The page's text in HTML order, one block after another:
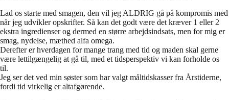
Lad os starte med smagen, den vil jeg ALDRIG gå på kompromis med
når jeg udvikler opskrifter. Så kan det godt være det kræver 1 eller 2
ekstra ingredienser og dermed en større arbejdsindsats, men for mig er
smag, nydelse, mæthed alfa omega.
Derefter er hverdagen for mange trang med tid og maden skal gerne
være lettilgængelig at gå til, med et tidsperspektiv vi kan forholde os
til.
Jeg ser det ved min søster som har valgt måltidskasser fra Årstiderne,
fordi tid virkelig er altafgørende.